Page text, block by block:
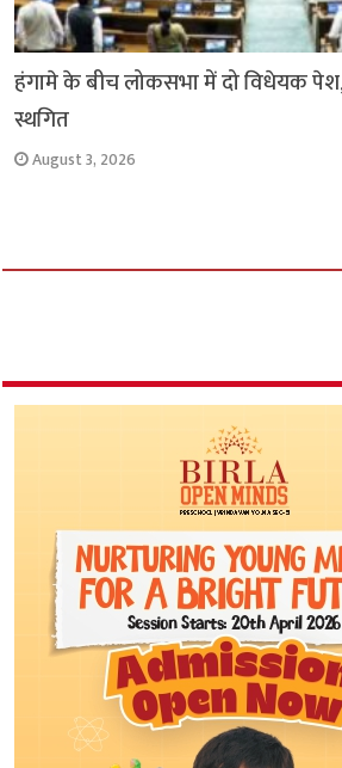
हंगामे के बीच लोकसभा में दो विधेयक
स्थगित
August 3, 2026